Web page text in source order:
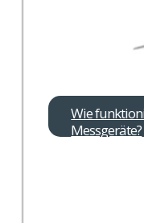
Wie
Messgeräte?